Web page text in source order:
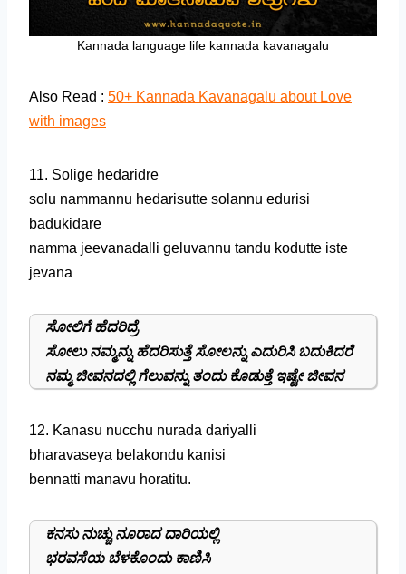
Kannada language life kannada kavanagalu
Also Read : 50+ Kannada Kavanagalu about Love
with images
11. Solige hedaridre
solu nammannu hedarisutte solannu edurisi
badukidare
namma jeevanadalli geluvannu tandu kodutte iste
jevana
ಸೋಲಿಗೆ ಹೆದರಿದ್ರೆ
ಸೋಲು ನಮ್ಮನ್ನು ಹೆದರಿಸುತ್ತೆ ಸೋಲನ್ನು ಎದುರಿಸಿ ಬದುಕಿದರೆ
ನಮ್ಮ ಜೀವನದಲ್ಲಿ ಗೆಲುವನ್ನು ತಂದು ಕೊಡುತ್ತೆ ಇಷ್ಟೇ ಜೀವನ
12. Kanasu nucchu nurada dariyalli
bharavaseya belakondu kanisi
bennatti manavu horatitu.
ಕನಸು ನುಚ್ಚು ನೂರಾದ ದಾರಿಯಲ್ಲಿ
ಭರವಸೆಯ ಬೆಳಕೊಂದು ಕಾಣಿಸಿ